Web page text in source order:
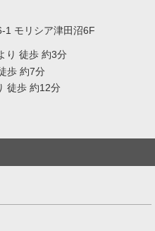
1 モリシア津田沼6F
り 徒歩 約3分
歩 約7分
徒歩 約12分